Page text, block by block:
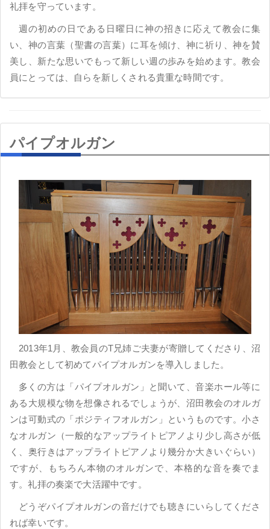
礼拝を守っています。
週の初めの日である日曜日に神の招きに応えて教会に集
い、神の言葉（聖書の言葉）に耳を傾け、神に祈り、神を賛
美し、新たな思いでもって新しい週の歩みを始めます。教会
員にとっては、自らを新しくされる貴重な時間です。
パイプオルガン
2013年1月、教会員のT兄姉ご夫妻が寄贈してくださり、沼
田教会として初めてパイプオルガンを導入しました。
多くの方は「パイプオルガン」と聞いて、音楽ホール等に
ある大規模な物を想像されるでしょうが、沼田教会のオルガ
ンは可動式の「ポジティフオルガン」というものです。小さ
なオルガン（一般的なアップライトピアノより少し高さが低
く、奥行きはアップライトピアノより幾分か大きいぐらい）
ですが、もちろん本物のオルガンで、本格的な音を奏でま
す。礼拝の奏楽で大活躍中です。
どうぞパイプオルガンの音だけでも聴きにいらしてくださ
れば幸いです。